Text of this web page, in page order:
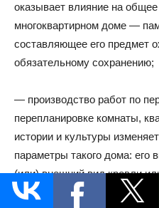
оказывает влияние на
многоквартирном доме —
составляющее его предмет
обязательному сохранению;
— производство работ по
перепланировке комнаты,
истории и культуры
параметры такого дома: его
(или) внешний вид кровли
устройство (ликвидация)